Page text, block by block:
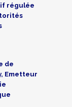
régulée
de
Emetteur